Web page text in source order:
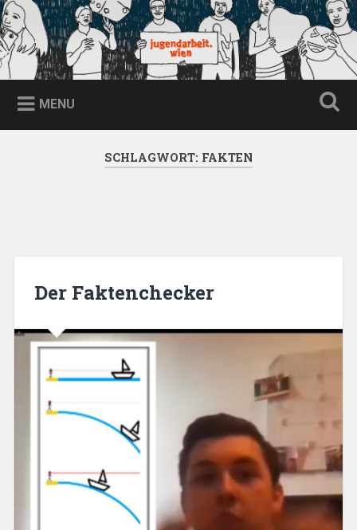
Skip
to
content
Search
jugendarbeit.wien
MENU
SCHLAGWORT: FAKTEN
Der Faktenchecker